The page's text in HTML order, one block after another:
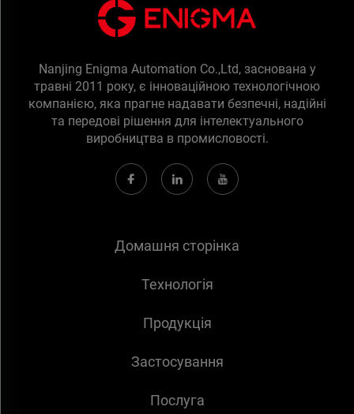
Nanjing Enigma Automation Co.,Ltd, заснована у
травні 2011 року, є інноваційною технологічною
компанією, яка прагне надавати безпечні, надійні
та передові рішення для інтелектуального
виробництва в промисловості.
Домашня сторінка
Технологія
Продукція
Застосування
Послуга